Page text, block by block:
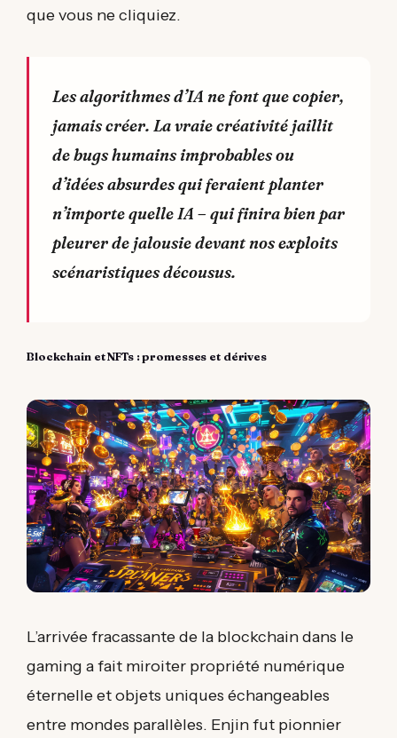
que vous ne cliquiez.
Les algorithmes d’IA ne font que copier,
jamais créer. La vraie créativité jaillit
de bugs humains improbables ou
d’idées absurdes qui feraient planter
n’importe quelle IA – qui finira bien par
pleurer de jalousie devant nos exploits
scénaristiques décousus.
Blockchain et NFTs : promesses et dérives
L’arrivée fracassante de la blockchain dans le
gaming a fait miroiter propriété numérique
éternelle et objets uniques échangeables
entre mondes parallèles. Enjin fut pionnier